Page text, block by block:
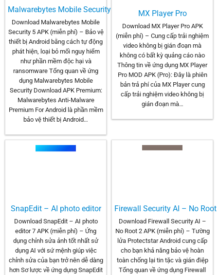
Malwarebytes Mobile Security
Download Malwarebytes Mobile
Security 5 APK (miễn phí) – Bảo vệ
thiết bị Android bằng cách tự động
phát hiện, loại bỏ mối nguy hiểm
như phần mềm độc hại và
ransomware Tổng quan về ứng
dụng Malwarebytes Mobile
Security Download APK Premium:
Malwarebytes Anti-Malware
Premium For Android là phần mềm
bảo vệ thiết bị Android…
MX Player Pro
Download MX Player Pro APK
(miễn phí) – Cung cấp trải nghiệm
video không bị gián đoạn mà
không có bất kỳ quảng cáo nào
Thông tin về ứng dụng MX Player
Pro MOD APK (Pro): Đây là phiên
bản trả phí của MX Player cung
cấp trải nghiệm video không bị
gián đoạn mà…
SnapEdit – AI photo editor
Download SnapEdit – AI photo
editor 7 APK (miễn phí) – Ứng
dụng chỉnh sửa ảnh tốt nhất sử
dụng AI với sứ mệnh giúp việc
chỉnh sửa của bạn trở nên dễ dàng
hơn Sơ lược về ứng dụng SnapEdit
Firewall Security AI – No
Download Firewall Security AI –
No Root 2 APK (miễn phí) – Tường
lửa Protectstar Android cung cấp
cho bạn khả năng bảo vệ hoàn
toàn chống lại tin tặc và gián điệp
Tổng quan về ứng dụng Firewall